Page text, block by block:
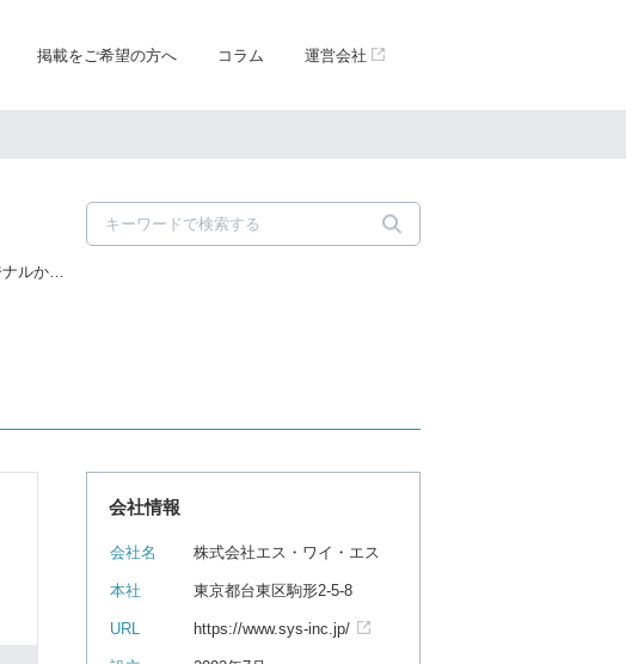
掲載をご希望の方へ コラム 運営会社
デザイン・カードゲーム企画、トレーディングカード・オリジナルトランプ・オリジナルかるた製作、一般商業印刷（カ夕ログ ・チラシ ・パンフレット等）、特殊印刷（エッチング ・フィルム印刷 ・ホログラム・PP/PET等）等
会社情報
会社名 株式会社エス・ワイ・エス
本社 東京都台東区駒形2-5-8
URL https://www.sys-inc.jp/